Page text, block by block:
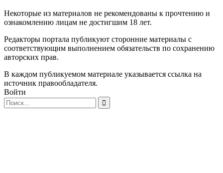
Некоторые из материалов не рекомендованы к прочтению и
ознакомлению лицам не достигшим 18 лет.
Редакторы портала публикуют сторонние материалы с
соответствующим выполнением обязательств по сохранению
авторских прав.
В каждом публикуемом материале указывается ссылка на
источник правообладателя.
Войти